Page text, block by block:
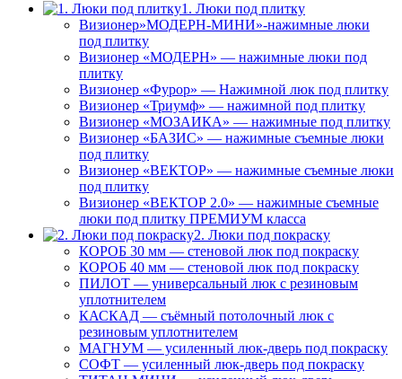
1. Люки под плитку
Визионер»МОДЕРН-МИНИ»-нажимные люки
под плитку
Визионер «МОДЕРН» — нажимные люки под
плитку
Визионер «Фурор» — Нажимной люк под плитку
Визионер «Триумф» — нажимной под плитку
Визионер «МОЗАИКА» — нажимные под плитку
Визионер «БАЗИС» — нажимные съемные люки
под плитку
Визионер «ВЕКТОР» — нажимные съемные люки
под плитку
Визионер «ВЕКТОР 2.0» — нажимные съемные
люки под плитку ПРЕМИУМ класса
2. Люки под покраску
КОРОБ 30 мм — стеновой люк под покраску
КОРОБ 40 мм — стеновой люк под покраску
ПИЛОТ — универсальный люк с резиновым
уплотнителем
КАСКАД — съёмный потолочный люк с
резиновым уплотнителем
МАГНУМ — усиленный люк-дверь под покраску
СОФТ — усиленный люк-дверь под покраску